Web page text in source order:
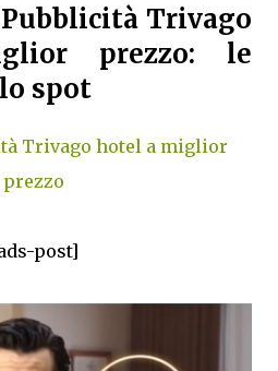
Trivago
prezzo: le
spot
Trivago hotel a miglior
prezzo
post]